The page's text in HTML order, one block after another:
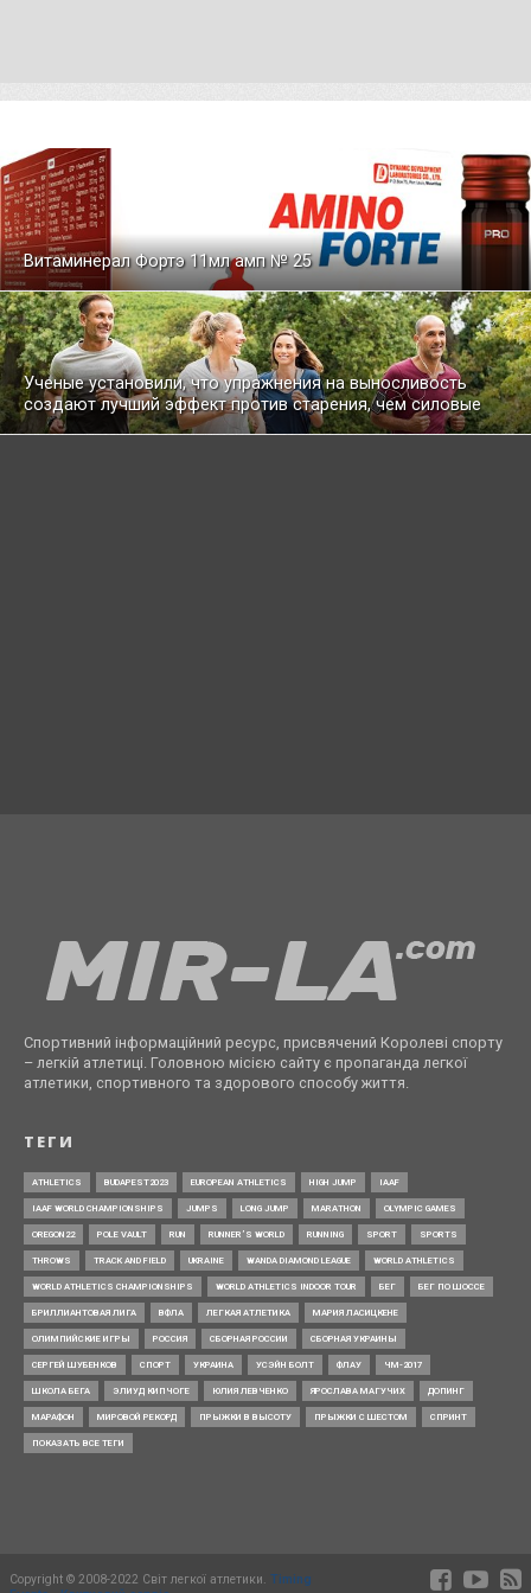
Витаминерал Фортэ 11мл амп № 25
Ученые установили, что упражнения на выносливость
создают лучший эффект против старения, чем силовые
Спортивний інформаційний ресурс, присвячений Королеві спорту
– легкій атлетиці. Головною місією сайту є пропаганда легкої
атлетики, спортивного та здорового способу життя.
ТЕГИ
ATHLETICS BUDAPEST2023 EUROPEAN ATHLETICS HIGH JUMP IAAF
IAAF WORLD CHAMPIONSHIPS JUMPS LONG JUMP MARATHON OLYMPIC GAMES
OREGON22 POLE VAULT RUN RUNNER’S WORLD RUNNING SPORT SPORTS
THROWS TRACK AND FIELD UKRAINE WANDA DIAMOND LEAGUE WORLD ATHLETICS
WORLD ATHLETICS CHAMPIONSHIPS WORLD ATHLETICS INDOOR TOUR БЕГ БЕГ ПО ШОССЕ
БРИЛЛИАНТОВАЯ ЛИГА ВФЛА ЛЕГКАЯ АТЛЕТИКА МАРИЯ ЛАСИЦКЕНЕ
ОЛИМПИЙСКИЕ ИГРЫ РОССИЯ СБОРНАЯ РОССИИ СБОРНАЯ УКРАИНЫ
СЕРГЕЙ ШУБЕНКОВ СПОРТ УКРАИНА УСЭЙН БОЛТ ФЛАУ ЧМ-2017
ШКОЛА БЕГА ЭЛИУД КИПЧОГЕ ЮЛИЯ ЛЕВЧЕНКО ЯРОСЛАВА МАГУЧИХ ДОПИНГ
МАРАФОН МИРОВОЙ РЕКОРД ПРЫЖКИ В ВЫСОТУ ПРЫЖКИ С ШЕСТОМ СПРИНТ
ПОКАЗАТЬ ВСЕ ТЕГИ
Copyright © 2008-2022 Світ легкої атлетики. Timing